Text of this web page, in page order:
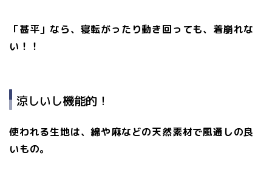
「甚平」なら、寝転がったり動き回っても、着崩れな
い！！
涼しいし機能的！
使われる生地は、綿や麻などの天然素材で風通しの良
いもの。